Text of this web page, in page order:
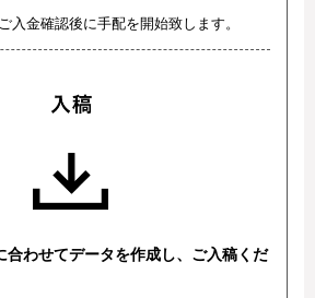
入金確認後に手配を開始致します。
合わせてデータを作成し、ご入稿くだ